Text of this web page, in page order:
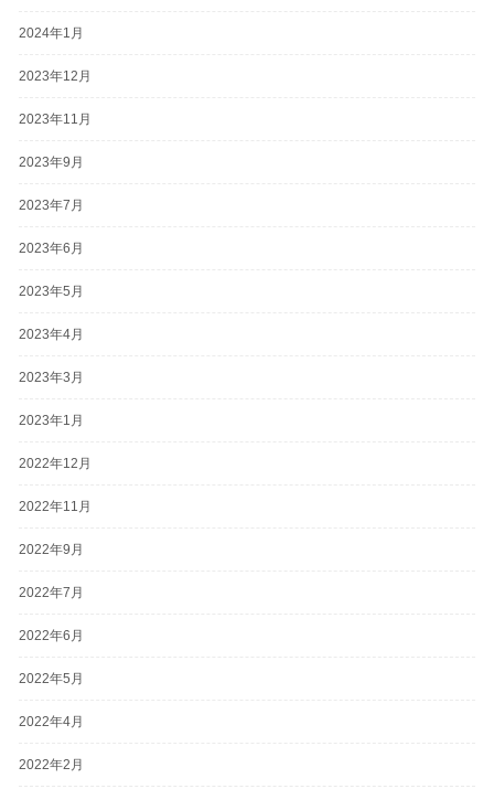
2024年1月
2023年12月
2023年11月
2023年9月
2023年7月
2023年6月
2023年5月
2023年4月
2023年3月
2023年1月
2022年12月
2022年11月
2022年9月
2022年7月
2022年6月
2022年5月
2022年4月
2022年2月